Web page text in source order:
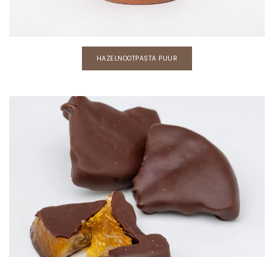
HAZELNOOTPASTA PUUR